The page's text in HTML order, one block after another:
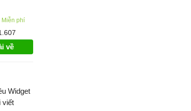
Miễn phí
về
Widget
viết